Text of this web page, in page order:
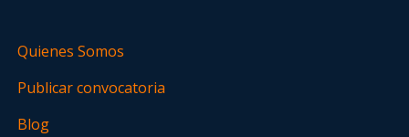
Quienes Somos
Publicar convocatoria
Blog